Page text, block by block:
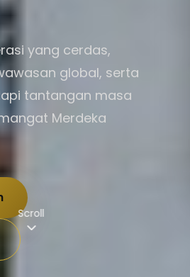
yang cerdas,
global, serta
tantangan masa
Merdeka
Scroll